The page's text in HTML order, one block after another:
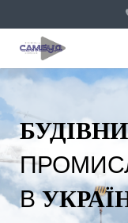
Головна
Про компанію
Послуги
Галерея робіт
В